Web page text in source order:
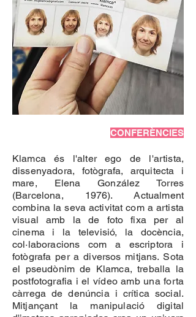
CONFERÈNCIES
Klamca és l'alter ego de l'artista,
dissenyadora, fotògrafa, arquitecta i
mare, Elena González Torres
(Barcelona, 1976). Actualment
combina la seva activitat com a artista
visual amb la de foto fixa per al
cinema i la televisió, la docència,
col·laboracions com a escriptora i
fotògrafa per a diversos mitjans. Sota
el pseudònim de Klamca, treballa la
postfotografia i el vídeo amb una forta
càrrega de denúncia i crítica social.
Mitjançant la manipulació digital